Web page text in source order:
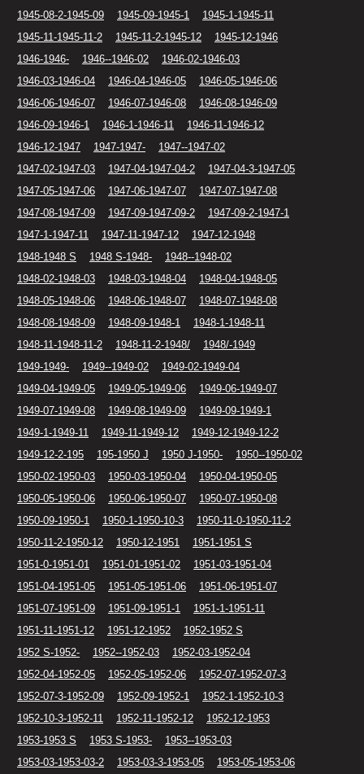
1945-08-2-1945-09
1945-09-1945-1
1945-1-1945-11
1945-11-1945-11-2
1945-11-2-1945-12
1945-12-1946
1946-1946-
1946--1946-02
1946-02-1946-03
1946-03-1946-04
1946-04-1946-05
1946-05-1946-06
1946-06-1946-07
1946-07-1946-08
1946-08-1946-09
1946-09-1946-1
1946-1-1946-11
1946-11-1946-12
1946-12-1947
1947-1947-
1947--1947-02
1947-02-1947-03
1947-04-1947-04-2
1947-04-3-1947-05
1947-05-1947-06
1947-06-1947-07
1947-07-1947-08
1947-08-1947-09
1947-09-1947-09-2
1947-09-2-1947-1
1947-1-1947-11
1947-11-1947-12
1947-12-1948
1948-1948 S
1948 S-1948-
1948--1948-02
1948-02-1948-03
1948-03-1948-04
1948-04-1948-05
1948-05-1948-06
1948-06-1948-07
1948-07-1948-08
1948-08-1948-09
1948-09-1948-1
1948-1-1948-11
1948-11-1948-11-2
1948-11-2-1948/
1948/-1949
1949-1949-
1949--1949-02
1949-02-1949-04
1949-04-1949-05
1949-05-1949-06
1949-06-1949-07
1949-07-1949-08
1949-08-1949-09
1949-09-1949-1
1949-1-1949-11
1949-11-1949-12
1949-12-1949-12-2
1949-12-2-195
195-1950 J 1950 J-1950-
1950--1950-02
1950-02-1950-03
1950-03-1950-04
1950-04-1950-05
1950-05-1950-06
1950-06-1950-07
1950-07-1950-08
1950-09-1950-1
1950-1-1950-10-3
1950-11-0-1950-11-2
1950-11-2-1950-12
1950-12-1951
1951-1951 S
1951-0-1951-01
1951-01-1951-02
1951-03-1951-04
1951-04-1951-05
1951-05-1951-06
1951-06-1951-07
1951-07-1951-09
1951-09-1951-1
1951-1-1951-11
1951-11-1951-12
1951-12-1952
1952-1952 S
1952 S-1952-
1952--1952-03
1952-03-1952-04
1952-04-1952-05
1952-05-1952-06
1952-07-1952-07-3
1952-07-3-1952-09
1952-09-1952-1
1952-1-1952-10-3
1952-10-3-1952-11
1952-11-1952-12
1952-12-1953
1953-1953 S
1953 S-1953-
1953--1953-03
1953-03-1953-03-2
1953-03-3-1953-05 1953-05-1953-06